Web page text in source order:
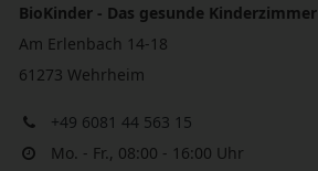
BioKinder - Das gesunde Kinderzimmer
Am Erlenbach 14-18
61273 Wehrheim
+49 6081 44 563 15
Mo. - Fr., 08:00 - 16:00 Uhr